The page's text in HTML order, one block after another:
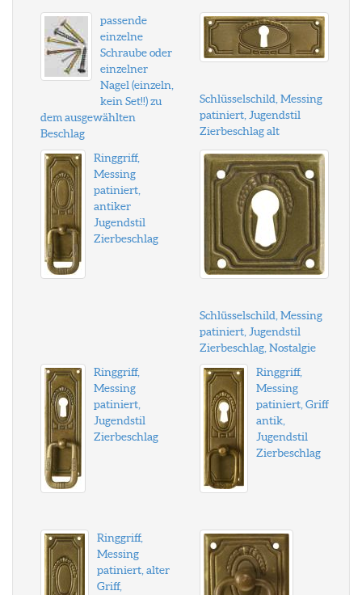
passende
einzelne
Schraube oder
einzelner
Nagel (einzeln,
kein Set!!) zu
dem ausgewählten
Beschlag
Schlüsselschild, Messing
patiniert, Jugendstil
Zierbeschlag alt
Ringgriff,
Messing
patiniert,
antiker
Jugendstil
Zierbeschlag
Schlüsselschild, Messing
patiniert, Jugendstil
Zierbeschlag, Nostalgie
Ringgriff,
Messing
patiniert,
Jugendstil
Zierbeschlag
Ringgriff,
Messing
patiniert, Griff
antik,
Jugendstil
Zierbeschlag
Ringgriff,
Messing
patiniert, alter
Griff,